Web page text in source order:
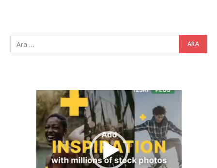
Video
oynatıcı